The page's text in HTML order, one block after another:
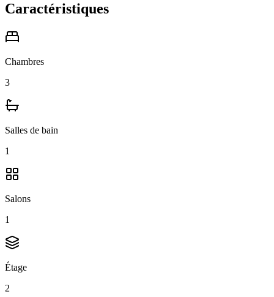
Caractéristiques
Chambres
3
Salles de bain
1
Salons
1
Étage
2